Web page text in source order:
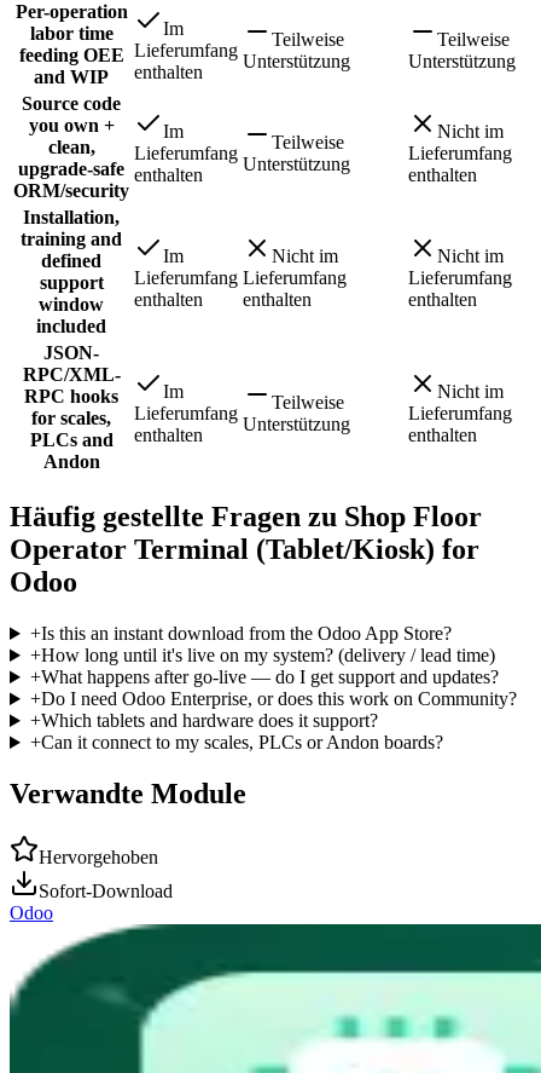
Per-operation
labor time
feeding OEE
and WIP
Im
Lieferumfang
enthalten
Teilweise
Unterstützung
Teilweise
Unterstützung
Source code
you own +
clean,
upgrade-safe
ORM/security
Im
Lieferumfang
enthalten
Teilweise
Unterstützung
Nicht im
Lieferumfang
enthalten
Installation,
training and
defined
support
window
included
Im
Lieferumfang
enthalten
Nicht im
Lieferumfang
enthalten
Nicht im
Lieferumfang
enthalten
JSON-
RPC/XML-
RPC hooks
for scales,
PLCs and
Andon
Im
Lieferumfang
enthalten
Teilweise
Unterstützung
Nicht im
Lieferumfang
enthalten
Häufig gestellte Fragen zu Shop Floor
Operator Terminal (Tablet/Kiosk) for
Odoo
+Is this an instant download from the Odoo App Store?
+How long until it's live on my system? (delivery / lead time)
+What happens after go-live — do I get support and updates?
+Do I need Odoo Enterprise, or does this work on Community?
+Which tablets and hardware does it support?
+Can it connect to my scales, PLCs or Andon boards?
Verwandte Module
Hervorgehoben
Sofort-Download
Odoo